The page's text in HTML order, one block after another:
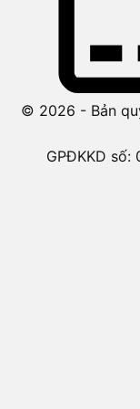
© 2026 - Bản
GPĐKKD số: